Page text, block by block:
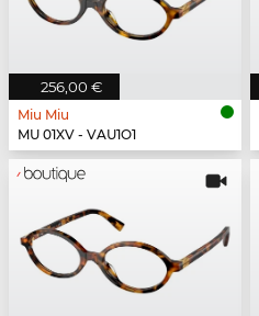
256,00 €
Miu Miu
MU 01XV - VAU1O1